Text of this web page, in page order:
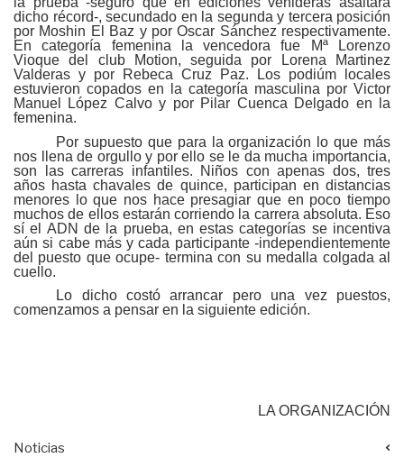
dicho récord-, secundado en la segunda y tercera posición
por Moshin El Baz y por Oscar Sánchez respectivamente.
En categoría femenina la vencedora fue Mª Lorenzo
Vioque del club Motion, seguida por Lorena Martinez
Valderas y por Rebeca Cruz Paz. Los podiúm locales
estuvieron copados en la categoría masculina por Victor
Manuel López Calvo y por Pilar Cuenca Delgado en la
femenina.
Por supuesto que para la organización lo que más
nos llena de orgullo y por ello se le da mucha importancia,
son las carreras infantiles. Niños con apenas dos, tres
años hasta chavales de quince, participan en distancias
menores lo que nos hace presagiar que en poco tiempo
muchos de ellos estarán corriendo la carrera absoluta. Eso
sí el ADN de la prueba, en estas categorías se incentiva
aún si cabe más y cada participante -independientemente
del puesto que ocupe- termina con su medalla colgada al
cuello.
Lo dicho costó arrancar pero una vez puestos,
comenzamos a pensar en la siguiente edición.
LA ORGANIZACIÓN
Noticias